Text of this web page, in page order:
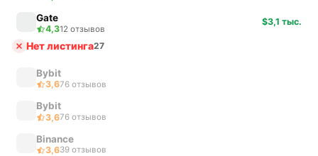
Gate
4,312 отзывов
$3,1 тыс.
Нет листинга27
Bybit
3,676 отзывов
Bybit
3,676 отзывов
Binance
3,639 отзывов